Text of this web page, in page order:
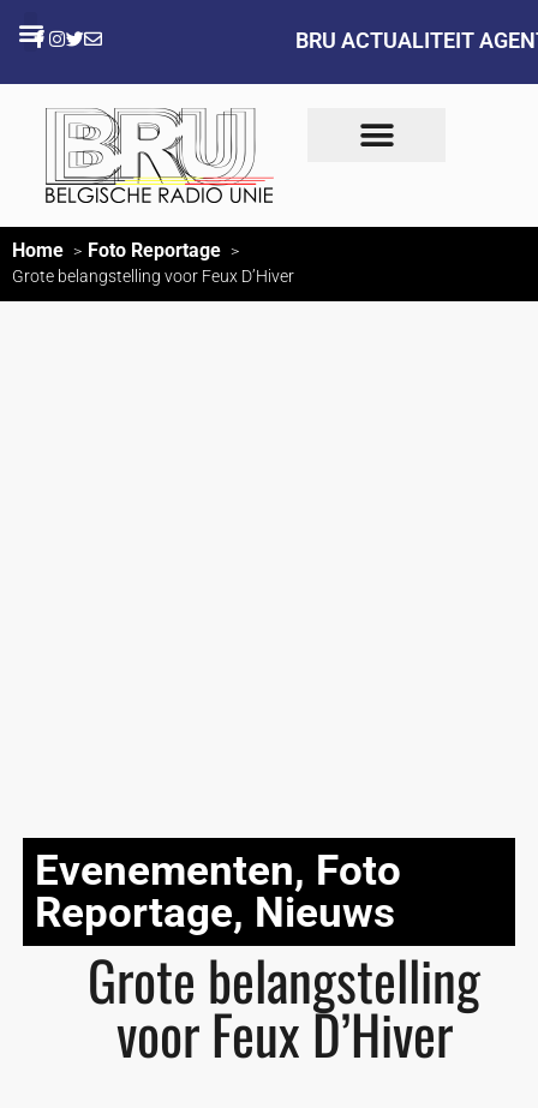
BRU ACTUALITEIT
Home Foto Reportage
Grote belangstelling voor Feux D’Hiver
Evenementen, Foto
Reportage, Nieuws
Grote belangstelling
voor Feux D’Hiver